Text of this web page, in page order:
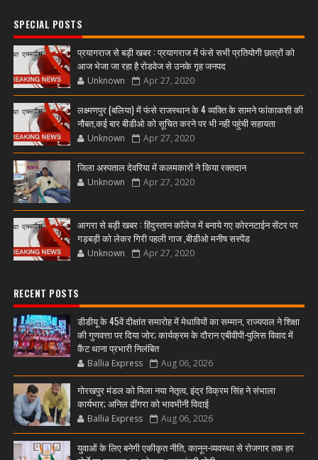
SPECIAL POSTS
प्रयागराज से बड़ी खबर : प्रयागराज में फंसे सभी प्रतियोगी छात्रों को
आज भेजा जा रहा है रोडवेज से उनके गृह जनपद
Unknown Apr 27, 2020
लक्ष्मणपुर (बलिया) में फंसे राजस्थान के 4 व्यक्ति के सामने फांकाकशी की
नौबत,कई बार बीडीओ को सूचित करने पर भी नही पहुंची सहायता
Unknown Apr 27, 2020
जिला अस्पताल देवरिया में कलमकारों ने किया रक्तदान
Unknown Apr 27, 2020
आगरा से बड़ी खबर : हिंदुस्तान कॉलेज में बनाये गए कोरनटाईन सेंटर पर
गड़बड़ी को लेकर गिरी पहली गाज ,बीडीओ मनीष सस्पेंड
Unknown Apr 27, 2020
RECENT POSTS
डीडीयू के 45वें दीक्षांत समारोह में मेधावियों का सम्मान, राज्यपाल ने शिक्षा
की गुणवत्ता पर दिया जोर; कार्यक्रम के दौरान एबीवीपी-पुलिस विवाद में
कैंट थाना प्रभारी निलंबित
Ballia Express Aug 06, 2026
गोरखपुर मंडल को मिला नया नेतृत्व, इंद्र विक्रम सिंह ने संभाला
कार्यभार; अनिल ढींगरा को भावभीनी विदाई
Ballia Express Aug 06, 2026
युवाओं के लिए बनेगी एकीकृत नीति, कानून-व्यवस्था से रोजगार तक हर